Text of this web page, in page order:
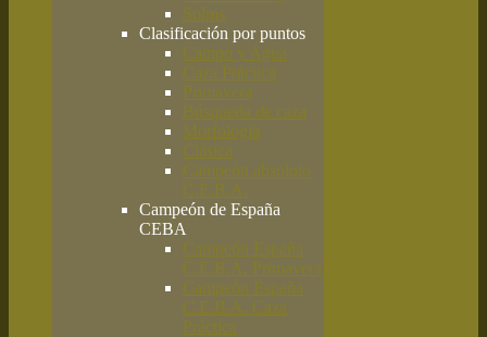
Solms
Clasificación por puntos
Campo y Agua
Caza Práctica
Primavera
Búsqueda de caza
Morfología
Clásica
Campeón absoluto
C.E.B.A.
Campeón de España
CEBA
Campeón España
C.E.B.A. Primavera
Campeón España
C.E.B.A. Caza
Práctica